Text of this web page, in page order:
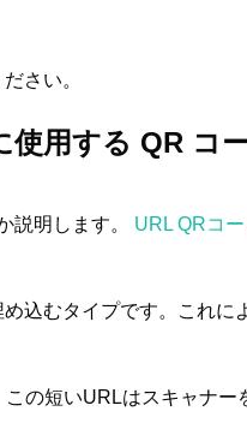
さい。
用する QR コ
説明します。 URL QRコー
込むタイプです。これに
の短いURLはスキャナー